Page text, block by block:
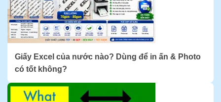
Giấy Excel của nước nào? Dùng để in ấn & Photo
có tốt không?